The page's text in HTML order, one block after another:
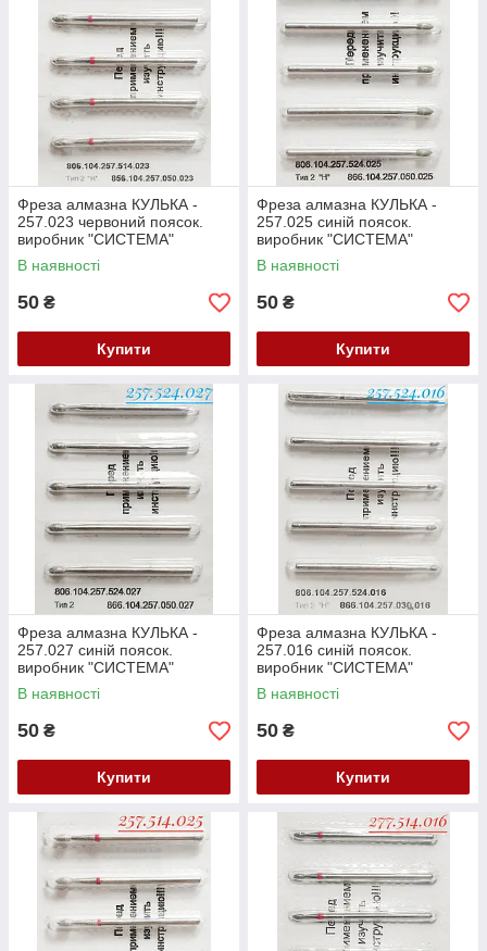
Фреза алмазна КУЛЬКА -
257.023 червоний поясок.
виробник "СИСТЕМА"
Білорусь (104.257.514.023)
Залишок
В наявності
50 ₴
Купити
Фреза алмазна КУЛЬКА -
257.025 синій поясок.
виробник "СИСТЕМА"
Білорусь (104.257.524.025)
Залишок
В наявності
50 ₴
Купити
Фреза алмазна КУЛЬКА -
257.027 синій поясок.
виробник "СИСТЕМА"
Білорусь (104.257.524.027)
Залишок
В наявності
50 ₴
Купити
Фреза алмазна КУЛЬКА -
257.016 синій поясок.
виробник "СИСТЕМА"
Білорусь (104.257.524.016)
Залишок
В наявності
50 ₴
Купити